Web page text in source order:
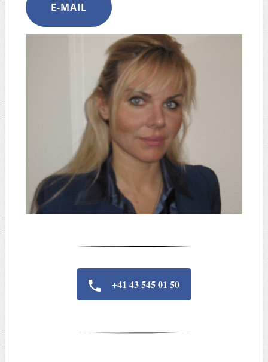
E-MAIL
+41 43 545 01 50